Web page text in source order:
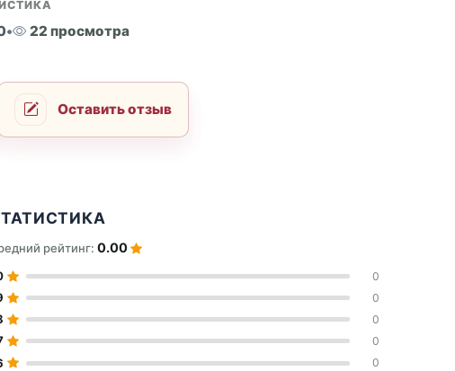
• 22 просмотра
Оставить отзыв
рейтинг:0.00
0
0
0
0
0